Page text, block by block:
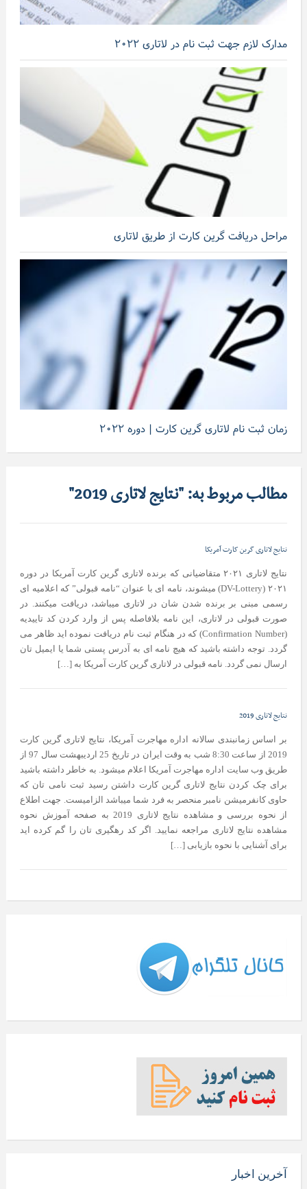
مدارک لازم جهت ثبت نام در لاتاری ۲۰۲۲
مراحل دریافت گرین کارت از طریق لاتاری
زمان ثبت نام لاتاری گرین کارت | دوره ۲۰۲۲
مطالب مربوط به: "نتایج لاتاری 2019"
نتایج لاتاری گرین کارت آمریکا
نتایج لاتاری ۲۰۲۱ متقاضیانی که برنده لاتاری گرین کارت آمریکا در دوره
۲۰۲۱ (DV-Lottery) میشوند، نامه ای با عنوان “نامه قبولی” که اعلامیه ای
رسمی مبنی بر برنده شدن شان در لاتاری میباشد، دریافت میکنند. در
صورت قبولی در لاتاری، این نامه بلافاصله پس از وارد کردن کد تاییدیه
(Confirmation Number) که در هنگام ثبت نام دریافت نموده اید ظاهر می
گردد. توجه داشته باشید که هیچ نامه ای به آدرس پستی شما یا ایمیل تان
ارسال نمی گردد. نامه قبولی در لاتاری گرین کارت آمریکا به […]
نتایج لاتاری 2019
بر اساس زمانبندی سالانه اداره مهاجرت آمریکا، نتایج لاتاری گرین کارت
2019 از ساعت 8:30 شب به وقت ایران در تاریخ 25 اردیبهشت سال 97 از
طریق وب سایت اداره مهاجرت آمریکا اعلام میشود. به خاطر داشته باشید
برای چک کردن نتایج لاتاری گرین کارت داشتن رسید ثبت نامی تان که
حاوی کانفرمیشن نامبر منحصر به فرد شما میباشد الزامیست. جهت اطلاع
از نحوه بررسی و مشاهده نتایج لاتاری 2019 به صفحه آموزش نحوه
مشاهده نتایج لاتاری مراجعه نمایید. اگر کد رهگیری تان را گم کرده اید
برای آشنایی با نحوه بازیابی […]
آخرین اخبار